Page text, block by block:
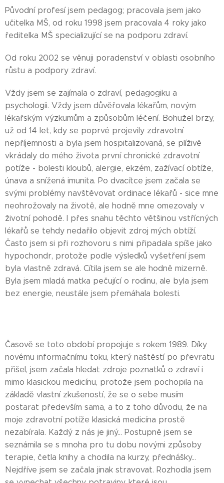
Původní profesí jsem pedagog; pracovala jsem jako
učitelka MŠ, od roku 1998 jsem pracovala 4 roky jako
ředitelka MŠ specializující se na podporu zdraví.
Od roku 2002 se věnuji poradenství v oblasti osobního
růstu a podpory zdraví.
Vždy jsem se zajímala o zdraví, pedagogiku a
psychologii. Vždy jsem důvěřovala lékařům, novým
lékařským výzkumům a způsobům léčení. Bohužel brzy,
už od 14 let, kdy se poprvé projevily zdravotní
nepříjemnosti a byla jsem hospitalizovaná, se plíživě
vkrádaly do mého života první chronické zdravotní
potíže - bolesti kloubů, alergie, ekzém, zažívací obtíže,
únava a snížená imunita. Po dvacítce jsem začala se
svými problémy navštěvovat ordinace lékařů - sice mne
neohrožovaly na životě, ale hodně mne omezovaly v
životní pohodě. I přes snahu těchto většinou vstřícných
lékařů se tehdy nedařilo objevit zdroj mých obtíží.
Často jsem si při rozhovoru s nimi připadala spíše jako
hypochondr, protože podle výsledků vyšetření jsem
byla vlastně zdravá. Cítila jsem se ale hodně mizerně.
Byla jsem mladá matka pečující o rodinu, ale byla jsem
bez energie, neustále jsem přemáhala bolesti.
Časově se toto období propojuje s rokem 1989. Díky
novému informačnímu toku, který naštěstí po převratu
přišel, jsem začala hledat zdroje poznatků o zdraví i
mimo klasickou medicínu, protože jsem pochopila na
základě vlastní zkušeností, že se o sebe musím
postarat především sama, a to z toho důvodu, že na
moje zdravotní potíže klasická medicína prostě
nezabírala. Každý z nás je jiný... Postupně jsem se
seznámila se s mnoha pro tu dobu novými způsoby
terapie, četla knihy a chodila na kurzy, přednášky...
Nejdříve jsem se začala jinak stravovat. Rozhodla jsem